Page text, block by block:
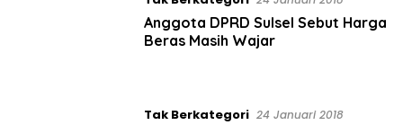
Anggota DPRD Sulsel Sebut Harga
Beras Masih Wajar
Tak Berkategori 24 Januari 2018